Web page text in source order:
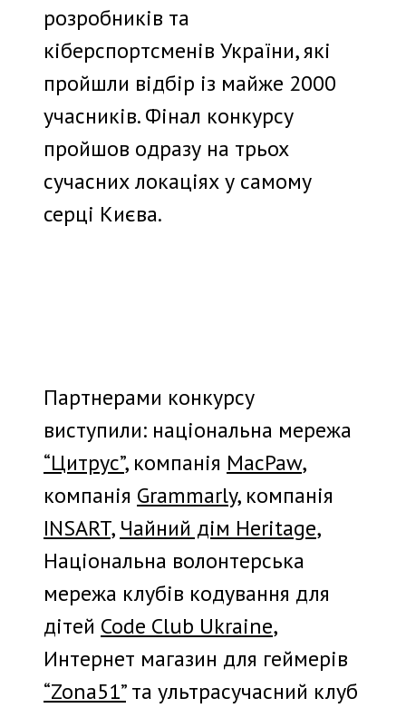
розробників та
кіберспортсменів України, які
пройшли відбір із майже 2000
учасників. Фінал конкурсу
пройшов одразу на трьох
сучасних локаціях у самому
серці Києва.
Партнерами конкурсу
виступили: національна мережа
“Цитрус”, компанія MacPaw,
компанія Grammarly, компанія
INSART, Чайний дім Heritage,
Національна волонтерська
мережа клубів кодування для
дітей Code Club Ukraine,
Интернет магазин для геймерів
“Zona51”та ультрасучасний клуб